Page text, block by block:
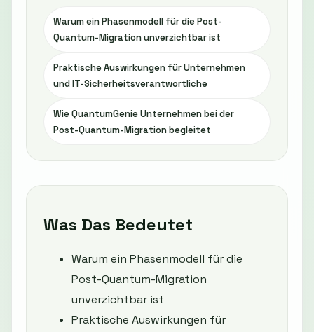
Warum ein Phasenmodell für die Post-
Quantum-Migration unverzichtbar ist
Praktische Auswirkungen für Unternehmen
und IT-Sicherheitsverantwortliche
Wie QuantumGenie Unternehmen bei der
Post-Quantum-Migration begleitet
Was Das Bedeutet
Warum ein Phasenmodell für die
Post-Quantum-Migration
unverzichtbar ist
Praktische Auswirkungen für